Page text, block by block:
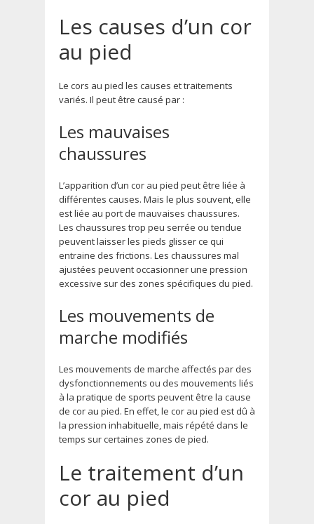
Les causes d’un cor
au pied
Le cors au pied les causes et traitements
variés. Il peut être causé par :
Les mauvaises
chaussures
L’apparition d’un cor au pied peut être liée à
différentes causes. Mais le plus souvent, elle
est liée au port de mauvaises chaussures.
Les chaussures trop peu serrée ou tendue
peuvent laisser les pieds glisser ce qui
entraine des frictions. Les chaussures mal
ajustées peuvent occasionner une pression
excessive sur des zones spécifiques du pied.
Les mouvements de
marche modifiés
Les mouvements de marche affectés par des
dysfonctionnements ou des mouvements liés
à la pratique de sports peuvent être la cause
de cor au pied. En effet, le cor au pied est dû à
la pression inhabituelle, mais répété dans le
temps sur certaines zones de pied.
Le traitement d’un
cor au pied